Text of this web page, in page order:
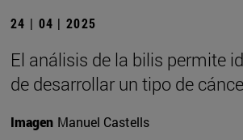
24 | 04 | 2025
El análisis de la bilis permite
de desarrollar un tipo de
Imagen Manuel Castells